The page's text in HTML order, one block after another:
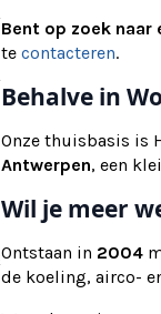
Bent op zoek
te contacteren.
Behalve in
Onze thuisbasis is
Antwerpen, een
Wil je meer
Ontstaan in 2004
de koeling, airco-